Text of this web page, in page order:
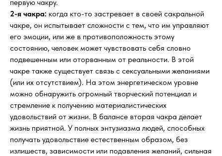
первую чакру.
2-я чакра: когда кто-то застревает в своей сакральной
чакре, он испытывает сложности с тем, что им управляют
его эмоции, или же в противоположность этому
состоянию, человек может чувствовать себя словно
подвешенным или оторванным от реальности. В этой
чакре также существует связь с сексуальными желаниями
(или их отсутствием). На этом энергетическом уровне
можно обнаружить огромный творческий потенциал и
стремление к получению материалистических
удовольствий от жизни. В балансе вторая чакра делает
жизнь приятной. У полных энтузиазма людей, способных
получать удовольствие естественным образом, без
излишеств, зависимости или подавления желаний, сильная